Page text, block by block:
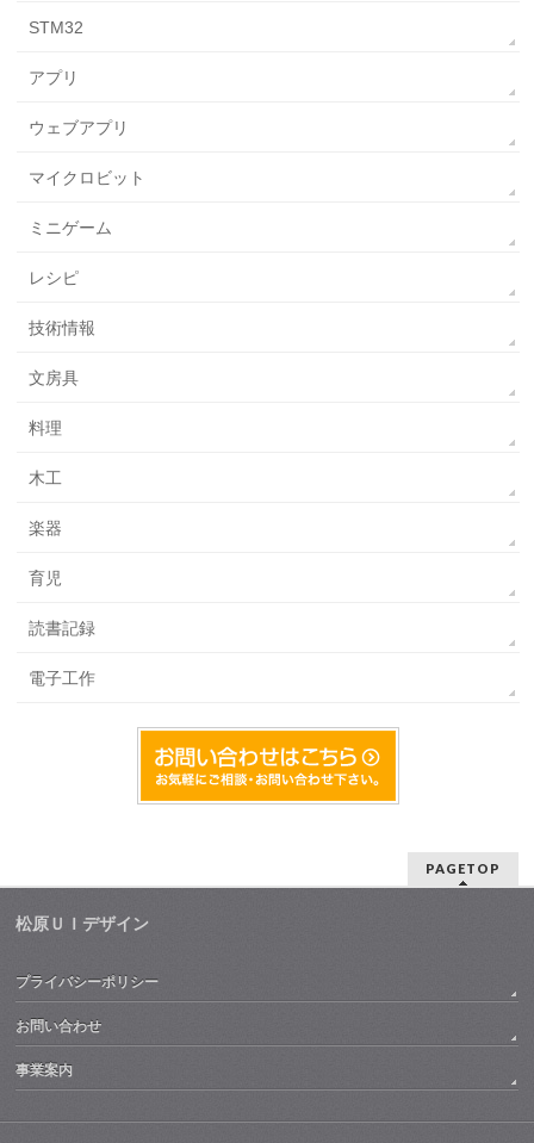
STM32
アプリ
ウェブアプリ
マイクロビット
ミニゲーム
レシピ
技術情報
文房具
料理
木工
楽器
育児
読書記録
電子工作
PAGETOP
松原ＵＩデザイン
プライバシーポリシー
お問い合わせ
事業案内